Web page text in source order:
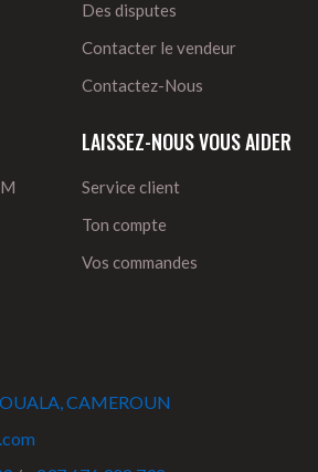
Des disputes
Contacter le vendeur
Contactez-Nous
LAISSEZ-NOUS VOUS AIDER
Service client
Ton compte
Vos commandes
CAMEROUN